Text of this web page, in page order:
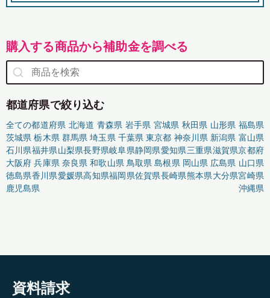
購入する商品から補助金を調べる
都道府県で絞り込む
全ての都道府県 北海道 青森県 岩手県 宮城県 秋田県 山形県 福島県
茨城県 栃木県 群馬県 埼玉県 千葉県 東京都 神奈川県 新潟県 富山県
石川県福井県山梨県長野県岐阜県静岡県愛知県三重県滋賀県京都府
大阪府 兵庫県 奈良県 和歌山県 鳥取県 島根県 岡山県 広島県 山口県
徳島県香川県愛媛県高知県福岡県佐賀県長崎県熊本県大分県宮崎県
鹿児島県
沖縄県
資料請求